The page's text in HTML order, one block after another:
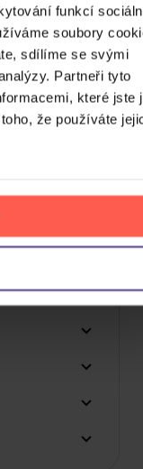
funkcí
soubory
sdílíme se svými
Partneři tyto
které jste
že používáte